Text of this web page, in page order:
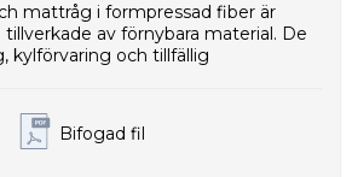
PE-påse
mattråg i formpressad fiber är
av förnybara material. De
kylförvaring och tillfällig
Bifogad fil